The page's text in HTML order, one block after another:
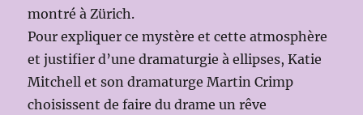
montré à Zürich.
Pour expliquer ce mystère et cette atmosphère
et justifier d’une dramaturgie à ellipses, Katie
Mitchell et son dramaturge Martin Crimp
choisissent de faire du drame un rêve